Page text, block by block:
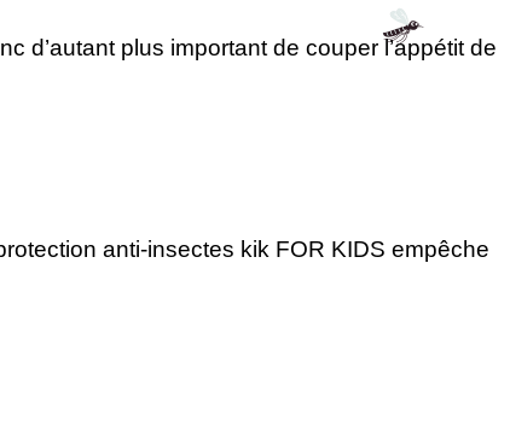
d’autant plus important de couper l’appétit de
anti-insectes kik FOR KIDS empêche